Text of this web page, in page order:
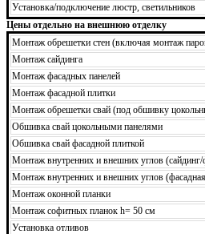
Установка/подключение люстр, светильников
Цены отдельно на внешнюю отделку
Монтаж обрешетки стен (включая монтаж
Монтаж сайдинга
Монтаж фасадных панелей
Монтаж фасадной плитки
Монтаж обрешетки свай (под обшивку
Обшивка свай цокольными панелями
Обшивка свай фасадной плиткой
Монтаж внутренних и внешних углов (сайдинг/
Монтаж внутренних и внешних углов
Монтаж оконной планки
Монтаж софитных планок h= 50 см
Установка отливов